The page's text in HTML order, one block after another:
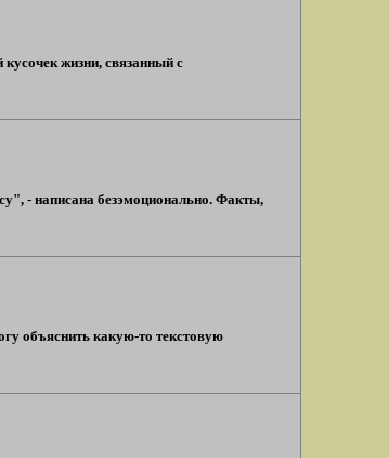
жизни, связанный с
- написана безэмоционально. Факты,
объяснить какую-то текстовую